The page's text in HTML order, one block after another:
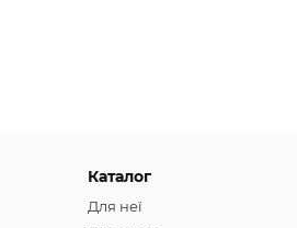
Каталог
Для неї